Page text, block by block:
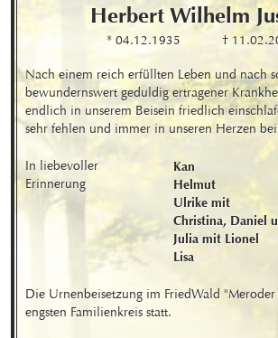
Herbert Wilhelm
* 04.12.1935
†
Nach einem reich erfüllten Leben und nach
bewundernswert geduldig ertragener
endlich in unserem Beisein friedlich
sehr fehlen und immer in unseren Herzen
In liebevoller
Erinnerung
Kan
Helmut
Ulrike mit
Christina, Daniel
Julia mit Lionel
Lisa
Die Urnenbeisetzung im FriedWald
engsten Familienkreis statt.